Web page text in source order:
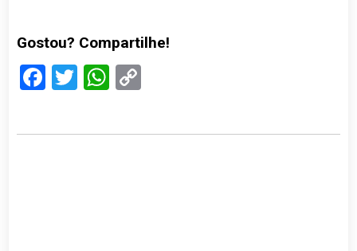
Gostou? Compartilhe!
Facebook
TwitterWhatsApp